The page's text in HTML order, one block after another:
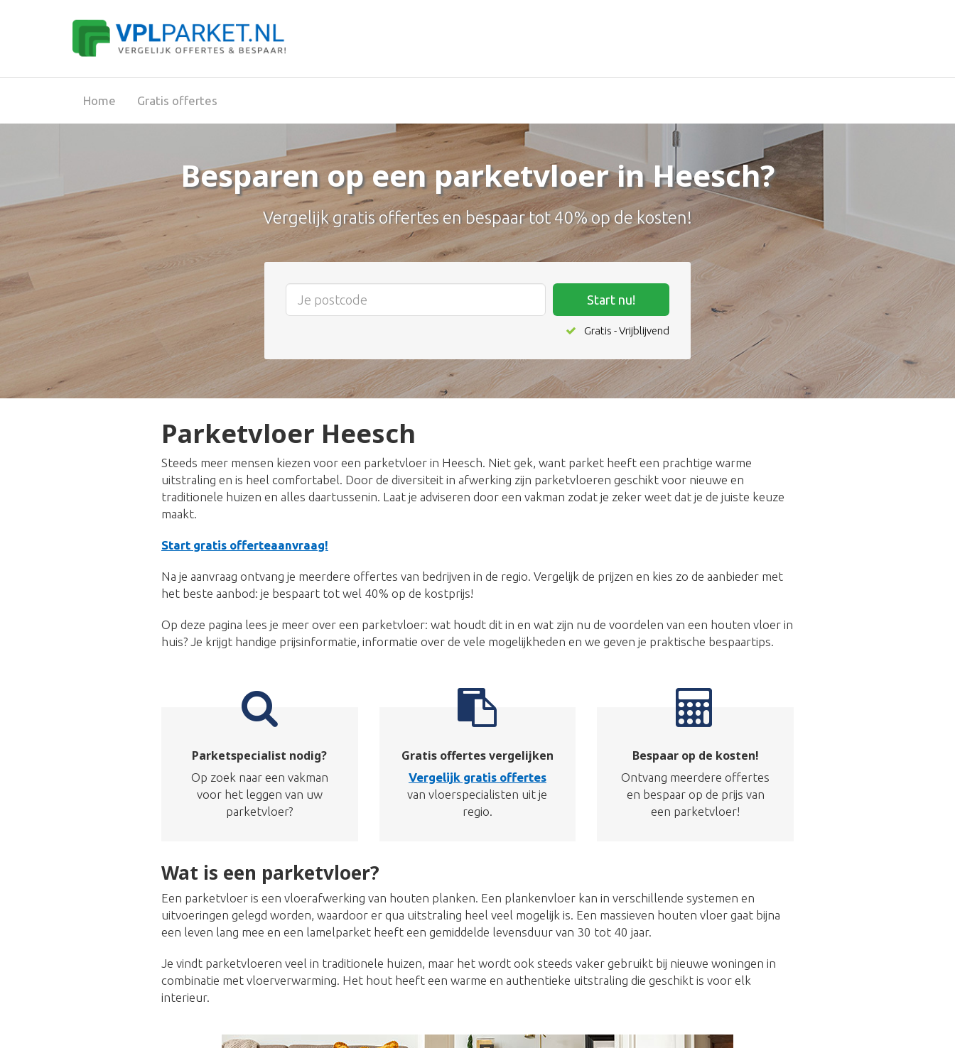
Home Gratis offertes
Besparen op een parketvloer in Heesch?
Vergelijk gratis offertes en bespaar tot 40% op de kosten!
Start nu!
Gratis - Vrijblijvend
Parketvloer Heesch
Steeds meer mensen kiezen voor een parketvloer in Heesch. Niet gek, want parket heeft een prachtige warme
uitstraling en is heel comfortabel. Door de diversiteit in afwerking zijn parketvloeren geschikt voor nieuwe en
traditionele huizen en alles daartussenin. Laat je adviseren door een vakman zodat je zeker weet dat je de juiste keuze
maakt.
Start gratis offerteaanvraag!
Na je aanvraag ontvang je meerdere offertes van bedrijven in de regio. Vergelijk de prijzen en kies zo de aanbieder met
het beste aanbod: je bespaart tot wel 40% op de kostprijs!
Op deze pagina lees je meer over een parketvloer: wat houdt dit in en wat zijn nu de voordelen van een houten vloer in
huis? Je krijgt handige prijsinformatie, informatie over de vele mogelijkheden en we geven je praktische bespaartips.
Parketspecialist nodig?
Op zoek naar een vakman
voor het leggen van uw
parketvloer?
Gratis offertes vergelijken
Vergelijk gratis offertes
van vloerspecialisten uit je
regio.
Bespaar op de kosten!
Ontvang meerdere offertes
en bespaar op de prijs van
een parketvloer!
Wat is een parketvloer?
Een parketvloer is een vloerafwerking van houten planken. Een plankenvloer kan in verschillende systemen en
uitvoeringen gelegd worden, waardoor er qua uitstraling heel veel mogelijk is. Een massieven houten vloer gaat bijna
een leven lang mee en een lamelparket heeft een gemiddelde levensduur van 30 tot 40 jaar.
Je vindt parketvloeren veel in traditionele huizen, maar het wordt ook steeds vaker gebruikt bij nieuwe woningen in
combinatie met vloerverwarming. Het hout heeft een warme en authentieke uitstraling die geschikt is voor elk
interieur.